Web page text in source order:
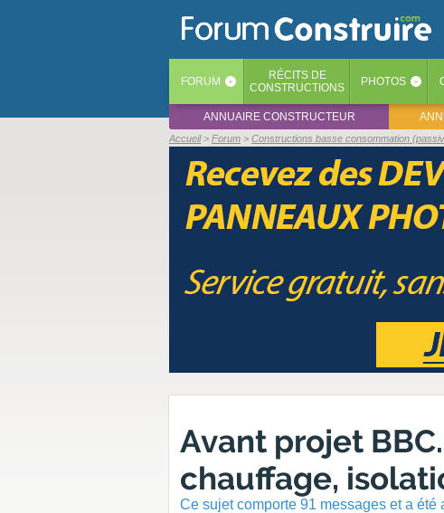
FORUM ‹ RÉCITS DE
CONSTRUCTIONS
PHOTOS ‹
ANNUAIRE CONSTRUCTEUR
Accueil Forum Constructions basse consommation
Avant projet
chauffage,
Ce sujet comporte 91 messages et a été